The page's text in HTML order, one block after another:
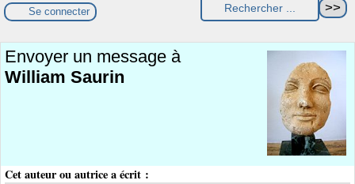
Se connecter
Envoyer un message à
William Saurin
Cet auteur ou autrice a écrit :